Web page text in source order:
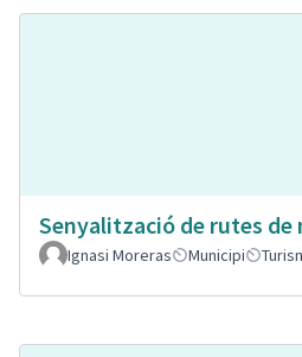
Senyalització de rutes de
Ignasi Moreras
Municipi